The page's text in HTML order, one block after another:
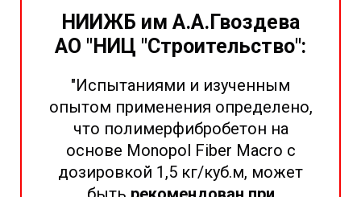
НИИЖБ им А.А.Гвоздева
АО "НИЦ "Строительство":
"Испытаниями и изученным
опытом применения определено,
что полимерфибробетон на
основе Monopol Fiber Macro с
дозировкой 1,5 кг/куб.м, может